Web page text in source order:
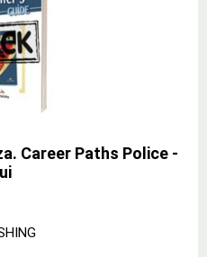
Career Paths Police -